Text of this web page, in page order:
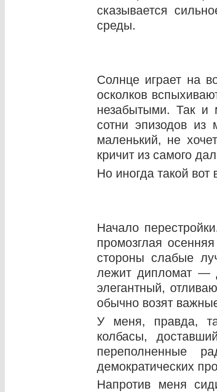
сказывается
среды.
Солнце играет на
осколков
незабытыми. Так и
сотни эпизодов
маленький, не
кричит из самого
Но иногда такой вот
Начало
промозглая
стороны слабые
лежит дипломат —
элегантный,
обычно возят
У меня, правда,
колбасы,
переполненные
демократических
Напротив меня